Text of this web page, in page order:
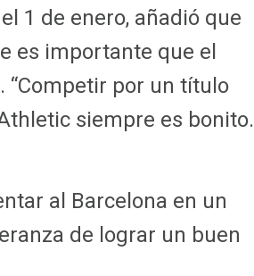
1 de enero, añadió que
es importante que el
“Competir por un título
siempre es bonito.
al Barcelona en un
de lograr un buen